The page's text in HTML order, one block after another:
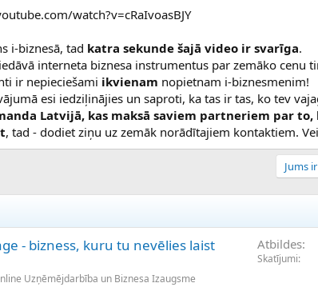
watch?v=cRaIvoasBJY
i-biznesā, tad katra sekunde šajā video ir svarīga.
interneta biznesa instrumentus par zemāko cenu
ir nepieciešami ikvienam nopietnam i-biznesmenim!
esi iedziļinājies un saproti, ka tas ir tas, ko tev
Latvijā, kas maksā saviem partneriem par
, tad - dodiet ziņu uz zemāk norādītajiem kontaktiem.
Jums
- bizness, kuru tu nevēlies laist
Uzņēmējdarbība un Biznesa Izaugsme
Atbildes
Skatījumi